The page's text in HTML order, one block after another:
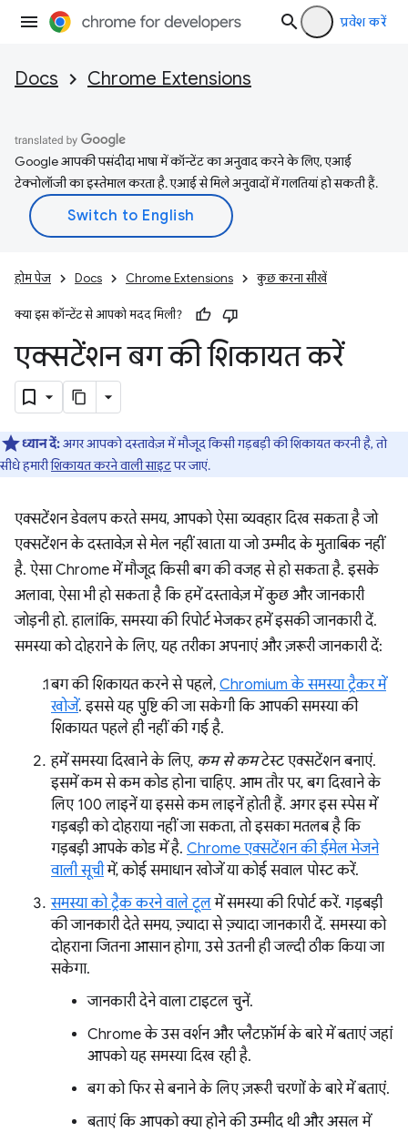
प्रवेश करें
Docs Chrome Extensions
Google आपकी पसंदीदा भाषा में कॉन्टेंट का अनुवाद करने के लिए, एआई
टेक्नोलॉजी का इस्तेमाल करता है. एआई से मिले अनुवादों में गलतियां हो सकती हैं.
होम पेज Docs Chrome Extensions कुछ करना सीखें
क्या इस कॉन्टेंट से आपको मदद मिली?
एक्सटेंशन बग की शिकायत करें
ध्यान दें:अगर आपको दस्तावेज़ में मौजूद किसी गड़बड़ी की शिकायत करनी है, तो
सीधे हमारीशिकायत करने वाली साइटपर जाएं.
एक्सटेंशन डेवलप करते समय, आपको ऐसा व्यवहार दिख सकता है जो
एक्सटेंशन के दस्तावेज़ से मेल नहीं खाता या जो उम्मीद के मुताबिक नहीं
है. ऐसा Chrome में मौजूद किसी बग की वजह से हो सकता है. इसके
अलावा, ऐसा भी हो सकता है कि हमें दस्तावेज़ में कुछ और जानकारी
जोड़नी हो. हालांकि, समस्या की रिपोर्ट भेजकर हमें इसकी जानकारी दें.
समस्या को दोहराने के लिए, यह तरीका अपनाएं और ज़रूरी जानकारी दें:
बग की शिकायत करने से पहले, Chromium के समस्या ट्रैकर में
खोजें. इससे यह पुष्टि की जा सकेगी कि आपकी समस्या की
शिकायत पहले ही नहीं की गई है.
हमें समस्या दिखाने के लिए, कम से कमटेस्ट एक्सटेंशन बनाएं.
इसमें कम से कम कोड होना चाहिए. आम तौर पर, बग दिखाने के
लिए 100 लाइनें या इससे कम लाइनें होती हैं. अगर इस स्पेस में
गड़बड़ी को दोहराया नहीं जा सकता, तो इसका मतलब है कि
गड़बड़ी आपके कोड में है. Chrome एक्सटेंशन की ईमेल भेजने
वाली सूचीमें, कोई समाधान खोजें या कोई सवाल पोस्ट करें.
समस्या को ट्रैक करने वाले टूलमें समस्या की रिपोर्ट करें. गड़बड़ी
की जानकारी देते समय, ज़्यादा से ज़्यादा जानकारी दें. समस्या को
दोहराना जितना आसान होगा, उसे उतनी ही जल्दी ठीक किया जा
सकेगा.
जानकारी देने वाला टाइटल चुनें.
Chrome के उस वर्शन और प्लैटफ़ॉर्म के बारे में बताएं जहां
आपको यह समस्या दिख रही है.
बग को फिर से बनाने के लिए ज़रूरी चरणों के बारे में बताएं.
बताएं कि आपको क्या होने की उम्मीद थी और असल में